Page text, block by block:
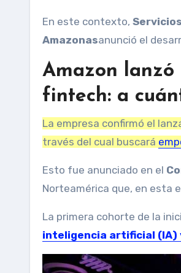
En este contexto,
Amazonasanunció el
Amazon
fintech: a
La empresa confirmó el
través del cual buscará
Esto fue anunciado en el
Norteamérica que, en esta
La primera cohorte de la
inteligencia artificial (IA)